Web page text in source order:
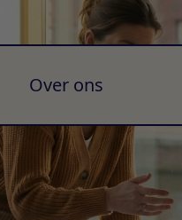
Over ons